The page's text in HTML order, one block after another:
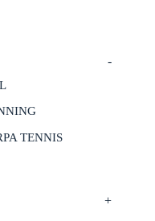
-
TENNIS
+